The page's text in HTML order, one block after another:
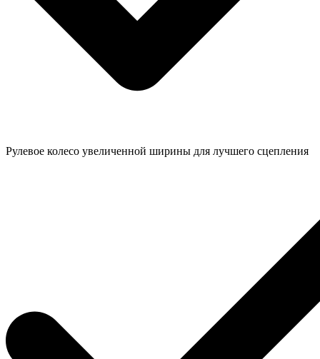
Рулевое колесо увеличенной ширины для лучшего сцепления